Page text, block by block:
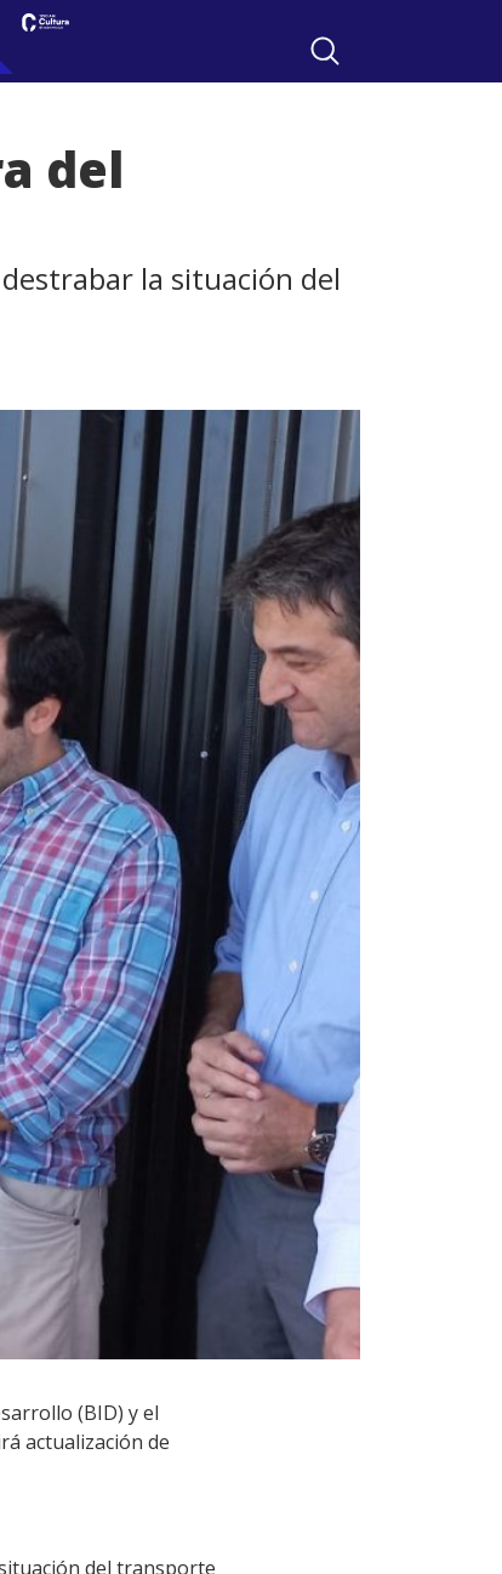
del
la situación del
(BID) y el
actualización de
del transporte